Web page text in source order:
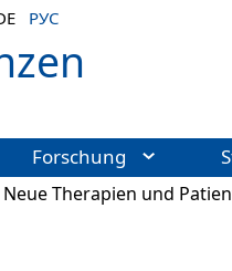
РУС
Forschung
Therapien und